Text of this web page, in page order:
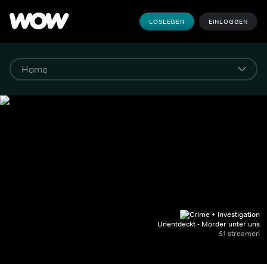
LOSLEGEN EINLOGGEN
Unentdeckt - Mörder unter uns
S1 streamen